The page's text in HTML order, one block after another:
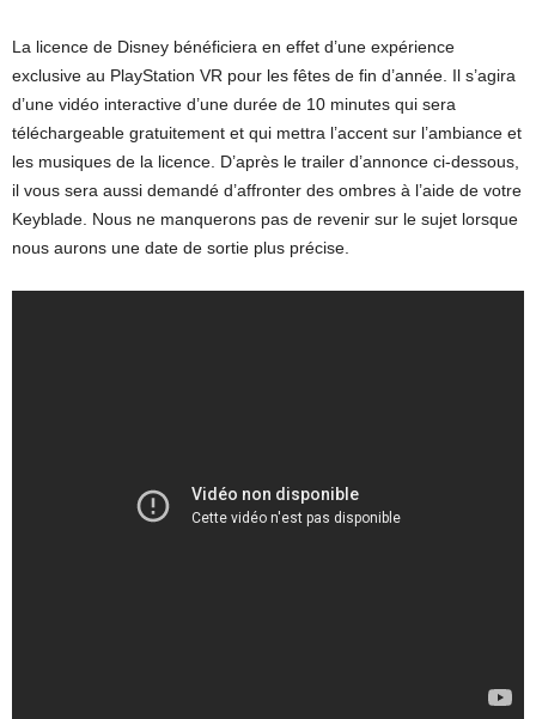
La licence de Disney bénéficiera en effet d’une expérience
exclusive au PlayStation VR pour les fêtes de fin d’année. Il s’agira
d’une vidéo interactive d’une durée de 10 minutes qui sera
téléchargeable gratuitement et qui mettra l’accent sur l’ambiance et
les musiques de la licence. D’après le trailer d’annonce ci-dessous,
il vous sera aussi demandé d’affronter des ombres à l’aide de votre
Keyblade. Nous ne manquerons pas de revenir sur le sujet lorsque
nous aurons une date de sortie plus précise.